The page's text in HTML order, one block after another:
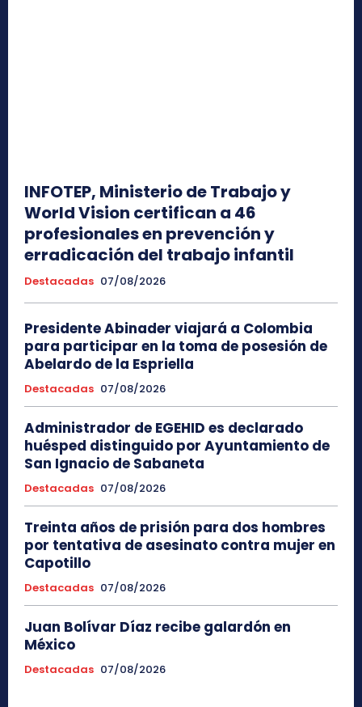
INFOTEP, Ministerio de Trabajo y
World Vision certifican a 46
profesionales en prevención y
erradicación del trabajo infantil
Destacadas 07/08/2026
Presidente Abinader viajará a Colombia
para participar en la toma de posesión de
Abelardo de la Espriella
Destacadas 07/08/2026
Administrador de EGEHID es declarado
huésped distinguido por Ayuntamiento de
San Ignacio de Sabaneta
Destacadas 07/08/2026
Treinta años de prisión para dos hombres
por tentativa de asesinato contra mujer en
Capotillo
Destacadas 07/08/2026
Juan Bolívar Díaz recibe galardón en
México
Destacadas 07/08/2026